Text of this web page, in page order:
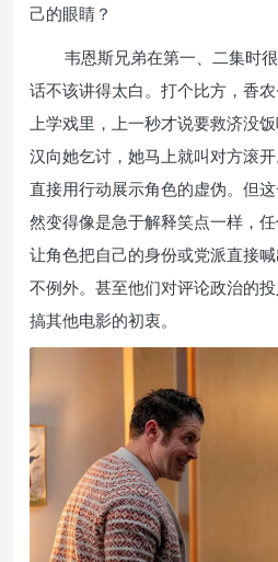
己的眼睛？
韦恩斯兄弟在第一、二集时
话不该讲得太白。打个比方，香
上学戏里，上一秒才说要救济没
汉向她乞讨，她马上就叫对方滚
直接用行动展示角色的虚伪。但
然变得像是急于解释笑点一样，
让角色把自己的身份或党派直接
不例外。甚至他们对评论政治的
搞其他电影的初衷。